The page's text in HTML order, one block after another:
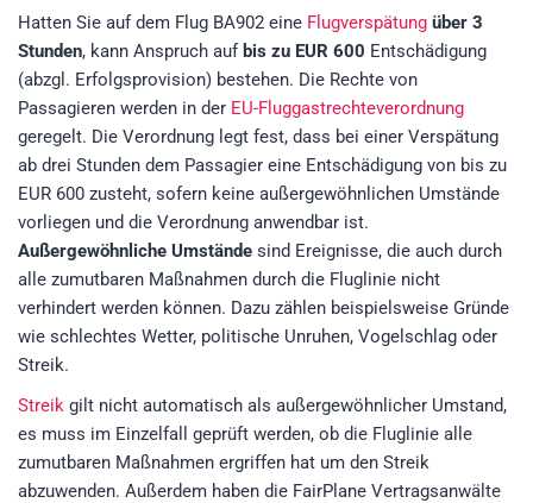
Hatten Sie auf dem Flug BA902 eine Flugverspätung über 3
Stunden, kann Anspruch auf bis zu EUR 600 Entschädigung
(abzgl. Erfolgsprovision) bestehen. Die Rechte von
Passagieren werden in der EU-Fluggastrechteverordnung
geregelt. Die Verordnung legt fest, dass bei einer Verspätung
ab drei Stunden dem Passagier eine Entschädigung von bis zu
EUR 600 zusteht, sofern keine außergewöhnlichen Umstände
vorliegen und die Verordnung anwendbar ist.
Außergewöhnliche Umstände sind Ereignisse, die auch durch
alle zumutbaren Maßnahmen durch die Fluglinie nicht
verhindert werden können. Dazu zählen beispielsweise Gründe
wie schlechtes Wetter, politische Unruhen, Vogelschlag oder
Streik.
Streik gilt nicht automatisch als außergewöhnlicher Umstand,
es muss im Einzelfall geprüft werden, ob die Fluglinie alle
zumutbaren Maßnahmen ergriffen hat um den Streik
abzuwenden. Außerdem haben die FairPlane Vertragsanwälte